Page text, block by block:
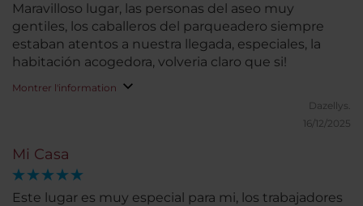
Maravilloso lugar, las personas del aseo muy
gentiles, los caballeros del parqueadero siempre
estaban atentos a nuestra llegada, especiales, la
habitación acogedora, volveria claro que si!
Montrer l'information
Dazellys.
16/12/2025
Mi Casa
Este lugar es muy especial para mi, los trabajadores